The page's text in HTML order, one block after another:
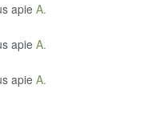
apie A.
apie A.
apie A.